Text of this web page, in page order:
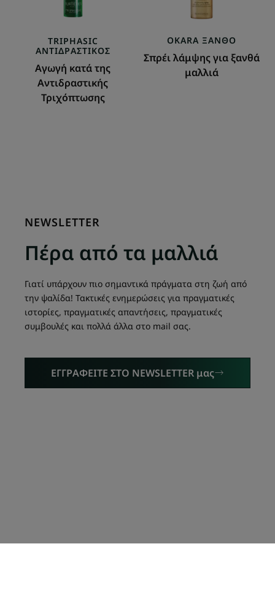
TRIPHASIC
ΑΝΤΙΔΡΑΣΤΙΚΌΣ
Αγωγή κατά της
Αντιδραστικής
Τριχόπτωσης
OKARAΞΑΝΘΌ
Σπρέι λάμψης για ξανθά
μαλλιά
NEWSLETTER
Πέρα από τα μαλλιά
Γιατί υπάρχουν πιο σημαντικά πράγματα στη ζωή από
την ψαλίδα! Τακτικές ενημερώσεις για πραγματικές
ιστορίες, πραγματικές απαντήσεις, πραγματικές
συμβουλές και πολλά άλλα στο mail σας.
ΕΓΓΡΑΦΕΙΤΕ ΣΤΟ NEWSLETTER μας